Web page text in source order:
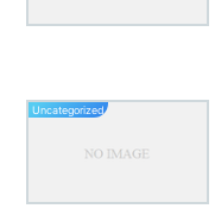
Uncategorized